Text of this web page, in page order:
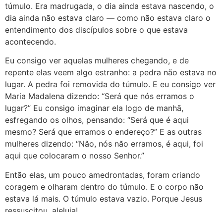
túmulo. Era madrugada, o dia ainda estava nascendo, o
dia ainda não estava claro — como não estava claro o
entendimento dos discípulos sobre o que estava
acontecendo.
Eu consigo ver aquelas mulheres chegando, e de
repente elas veem algo estranho: a pedra não estava no
lugar. A pedra foi removida do túmulo. E eu consigo ver
Maria Madalena dizendo: “Será que nós erramos o
lugar?” Eu consigo imaginar ela logo de manhã,
esfregando os olhos, pensando: “Será que é aqui
mesmo? Será que erramos o endereço?” E as outras
mulheres dizendo: “Não, nós não erramos, é aqui, foi
aqui que colocaram o nosso Senhor.”
Então elas, um pouco amedrontadas, foram criando
coragem e olharam dentro do túmulo. E o corpo não
estava lá mais. O túmulo estava vazio. Porque Jesus